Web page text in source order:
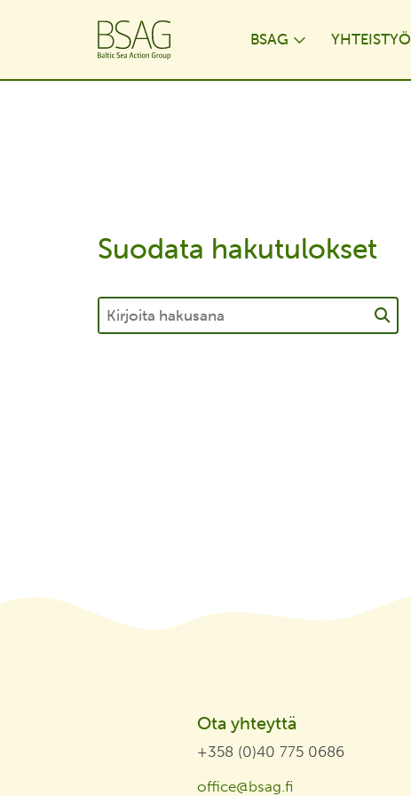
BSAG YHTEISTYÖ
Suodata hakutulokset
Ota yhteyttä
+358 (0)40 775 0686
office@bsag.fi